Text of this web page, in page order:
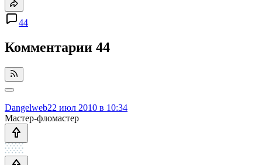
44
Комментарии 44
Dangelweb22 июл 2010 в 10:34
Мастер-фломастер